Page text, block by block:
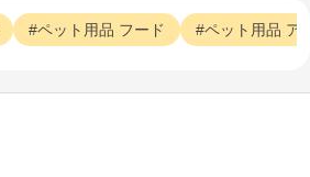
ペット用品 フード ペット用品 ア